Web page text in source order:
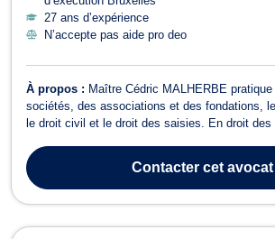
27 ans d’expérience
N’accepte pas aide pro deo
À propos : Maître Cédric MALHERBE
sociétés, des associations et des fondations, le
le droit civil et le droit des saisies. En droit des
sociétés, concernant le respect de leurs
statutaires, à l’occasi...Contactercet avocat